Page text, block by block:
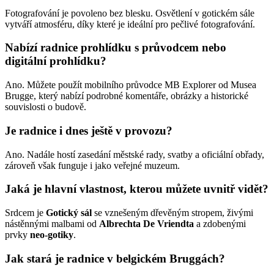
Fotografování je povoleno bez blesku. Osvětlení v gotickém sále
vytváří atmosféru, díky které je ideální pro pečlivé fotografování.
Nabízí radnice prohlídku s průvodcem nebo
digitální prohlídku?
Ano. Můžete použít mobilního průvodce MB Explorer od Musea
Brugge, který nabízí podrobné komentáře, obrázky a historické
souvislosti o budově.
Je radnice i dnes ještě v provozu?
Ano. Nadále hostí zasedání městské rady, svatby a oficiální obřady,
zároveň však funguje i jako veřejné muzeum.
Jaká je hlavní vlastnost, kterou můžete uvnitř vidět?
Srdcem je Gotický sál se vznešeným dřevěným stropem, živými
nástěnnými malbami od Albrechta De Vriendta a zdobenými
prvky neo-gotiky.
Jak stará je radnice v belgickém Bruggách?